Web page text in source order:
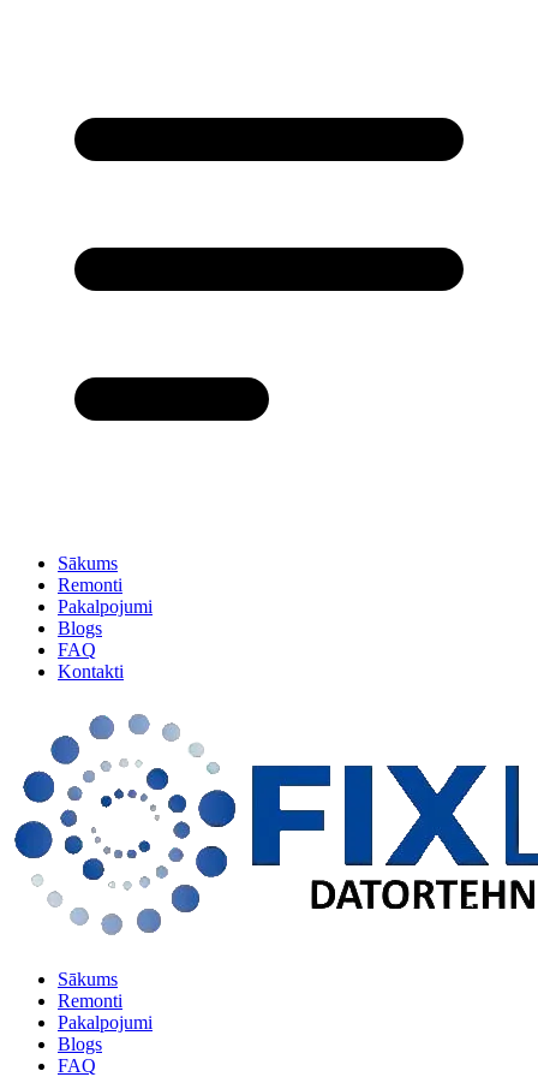
Sākums
Remonti
Pakalpojumi
Blogs
FAQ
Kontakti
Sākums
Remonti
Pakalpojumi
Blogs
FAQ